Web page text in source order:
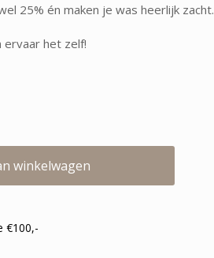
25% én maken je was heerlijk zacht.
ervaar het zelf!
winkelwagen
€100,-